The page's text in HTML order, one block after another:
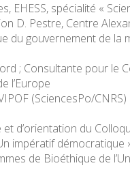
EHESS, spécialité «
D. Pestre, Centre
du gouvernement de la
; Consultante pour le
l’Europe
(SciencesPo/
d’orientation du
impératif démocratique
de Bioéthique de